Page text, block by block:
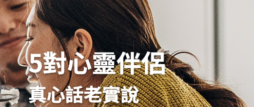
5對心靈伴侶
真心話老實說